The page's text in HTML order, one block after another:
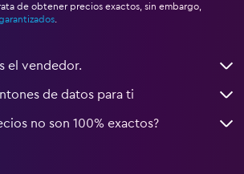
de obtener precios exactos, sin embargo,
el vendedor.
de datos para ti
no son 100% exactos?